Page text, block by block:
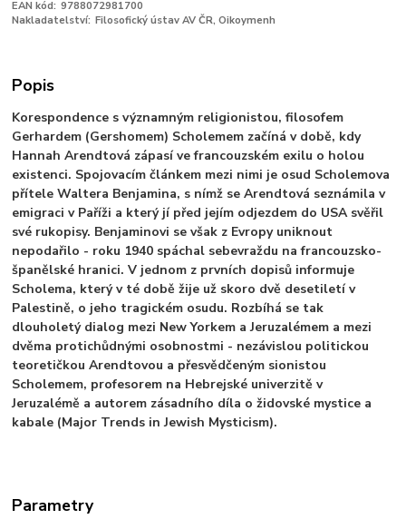
EAN kód: 9788072981700
Nakladatelství: Filosofický ústav AV ČR, Oikoymenh
Popis
Korespondence s významným religionistou, filosofem
Gerhardem (Gershomem) Scholemem začíná v době, kdy
Hannah Arendtová zápasí ve francouzském exilu o holou
existenci. Spojovacím článkem mezi nimi je osud Scholemova
přítele Waltera Benjamina, s nímž se Arendtová seznámila v
emigraci v Paříži a který jí před jejím odjezdem do USA svěřil
své rukopisy. Benjaminovi se však z Evropy uniknout
nepodařilo - roku 1940 spáchal sebevraždu na francouzsko-
španělské hranici. V jednom z prvních dopisů informuje
Scholema, který v té době žije už skoro dvě desetiletí v
Palestině, o jeho tragickém osudu. Rozbíhá se tak
dlouholetý dialog mezi New Yorkem a Jeruzalémem a mezi
dvěma protichůdnými osobnostmi - nezávislou politickou
teoretičkou Arendtovou a přesvědčeným sionistou
Scholemem, profesorem na Hebrejské univerzitě v
Jeruzalémě a autorem zásadního díla o židovské mystice a
kabale (Major Trends in Jewish Mysticism).
Parametry